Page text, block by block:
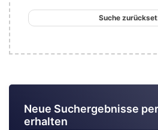
Suche
Neue Suchergebnisse
erhalten